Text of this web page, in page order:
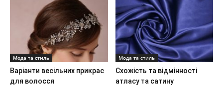
Мода та стиль
Варіанти весільних прикрас
для волосся
Мода та стиль
Схожість та відмінності
атласу та сатину